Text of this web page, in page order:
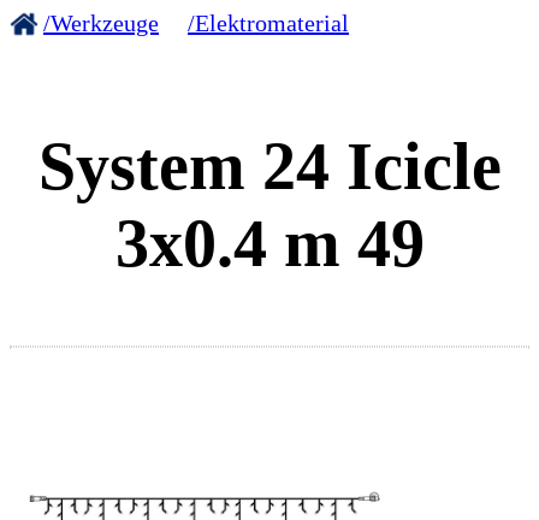
/Werkzeuge /Elektromaterial
System 24 Icicle
3x0.4 m 49